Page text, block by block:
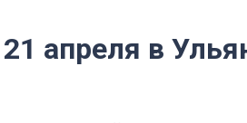
апреля в